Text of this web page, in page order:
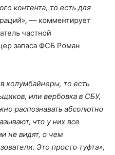
контента, то есть для
— комментирует
частной
запаса ФСБ Роман
колумбайнеры, то есть
или вербовка в СБУ,
распознавать абсолютно
что у них все
не видят, о чем
Это просто туфта»,